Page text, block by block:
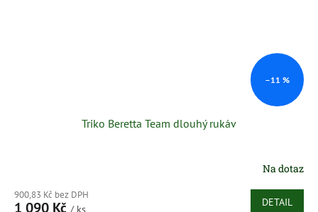
–11 %
Triko Beretta Team dlouhý rukáv
Na dotaz
900,83 Kč bez DPH
1 090 Kč / ks
DETAIL